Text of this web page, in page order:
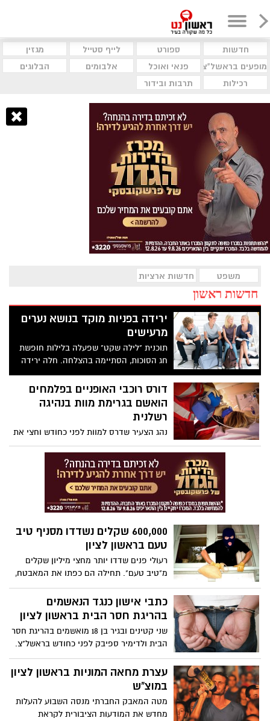
חדשות ספורט לייף סטייל
מגזין
מופעים בראשל"צ
פנאי ואוכל אלבומים
הבלוגים
רכילות
תרבות ובידור
משפט חדשות ארציות
חדשות ראשון
ירידה בפניות מוקד בנושא נערים
מרעישים
תוכנית "לילה שקט" שפעלה בלילות חופשת
חג הסוכות, הסתיימה בהצלחה. חלה ירידה
של 30% בפניות מוקד בנושא נערים מרעישים,
בהשוואה לשנת 2009.
דורס רוכבי האופניים בפלמחים
הואשם בגרימת מוות בנהיגה
רשלנית
נהג הצעיר שדרס למוות לפני כחודש וחצי את
רוכבי האופניים שלום גרוסמן ויצחק סימון
סמוך לנחל שורק הואשם בגרימת מוות בנהיגה
רשלנית ועבירות נוספות. בכתב ה
600,000 שקלים נשדדו מסניף טיב
טעם בראשון לציון
רעולי פנים שדדו יותר מחצי מיליון שקלים
מ"טיב טעם". תחילה הם כפתו את המאבטח,
ואחר כך רוקנו לתוך תיק 600,000 שקלים
באיומי אקדח - ונמלטו
כתבי אישון כנגד הנאשמים
בהריגת חסר הבית בראשון לציון
שני קטינים ובגיר בן 18 מואשמים בהריגת חסר
הבית ולדימיר ספיבק לפני כחודש בראשל"צ.
לפי כתב האישום, השלושה החליטו להתעמת,
התנפלו עליהם ובעטו בראשם.
עצרת מחאה המוניות בראשון לציון
במוצ"ש
מטה המאבק החברתי מנסה השבוע להעלות
מחדש את המודעות הציבורית לקראת